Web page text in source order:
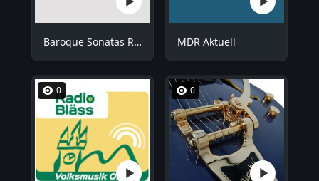
Baroque Sonatas Radio MDR Aktuell
0 0